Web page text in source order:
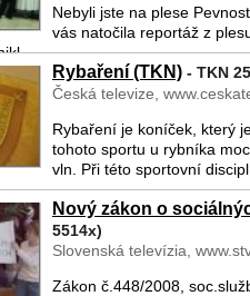
Nebyli jste na plese
vás natočila reportáž z
...
Rybaření (TKN) - TKN
Česká televize,
Rybaření je koníček, který
tohoto sportu u rybníka
vln. Při této sportovní
Nový zákon o
5514x)
Slovenská televízia,
Zákon č.448/2008,